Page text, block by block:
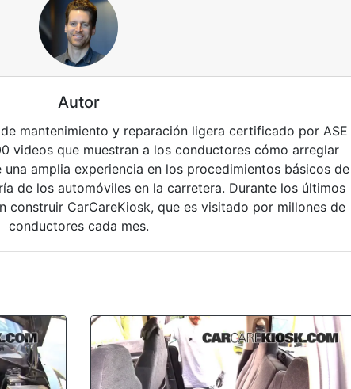
Autor
mantenimiento y reparación ligera certificado por ASE
videos que muestran a los conductores cómo arreglar
una amplia experiencia en los procedimientos básicos de
de los automóviles en la carretera. Durante los últimos
construir CarCareKiosk, que es visitado por millones de
conductores cada mes.